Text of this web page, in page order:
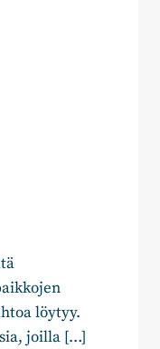
löytyy.
joilla […]